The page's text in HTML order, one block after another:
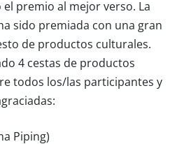
premio al mejor verso. La
sido premiada con una gran
de productos culturales.
4 cestas de productos
todos los/las participantes y
Piping)